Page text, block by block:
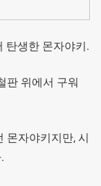
탄생한 몬자야키.
판 위에서 구워
몬자야키지만, 시